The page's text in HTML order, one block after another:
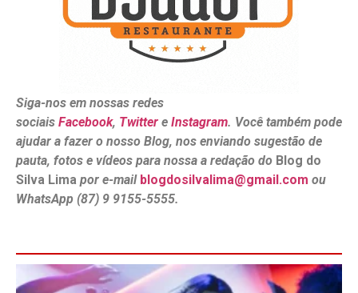
Siga-nos em nossas redes
sociais Facebook, Twitter e Instagram. Você também pode
ajudar a fazer o nosso Blog, nos enviando sugestão de
pauta, fotos e vídeos para nossa a redação do Blog do
Silva Lima por e-mail blogdosilvalima@gmail.com ou
WhatsApp (87) 9 9155-5555.